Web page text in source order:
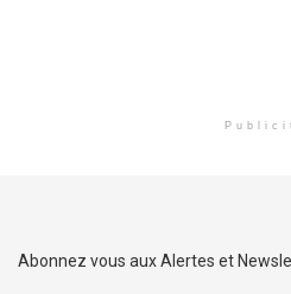
Abonnez vous aux Alertes et